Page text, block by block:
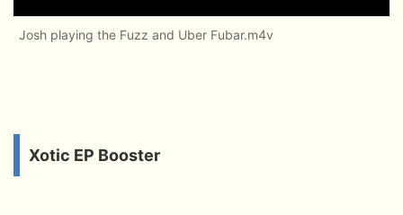
Josh playing the Fuzz and Uber Fubar.m4v
Xotic EP Booster